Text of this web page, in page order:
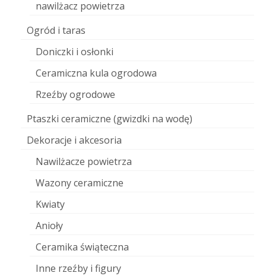
nawilżacz powietrza
Ogród i taras
Doniczki i osłonki
Ceramiczna kula ogrodowa
Rzeźby ogrodowe
Ptaszki ceramiczne (gwizdki na wodę)
Dekoracje i akcesoria
Nawilżacze powietrza
Wazony ceramiczne
Kwiaty
Anioły
Ceramika świąteczna
Inne rzeźby i figury